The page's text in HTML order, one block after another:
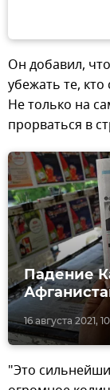
Он добавил,
убежать те,
Не только на
прорваться в
16 августа 2021,
Падение
"Это